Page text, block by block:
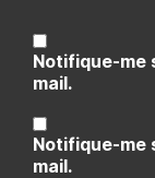
Notifique-me
mail.
Notifique-me
mail.